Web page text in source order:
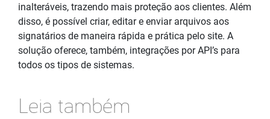
inalteráveis, trazendo mais proteção aos clientes. Além
disso, é possível criar, editar e enviar arquivos aos
signatários de maneira rápida e prática pelo site. A
solução oferece, também, integrações por API’s para
todos os tipos de sistemas.
Leia também